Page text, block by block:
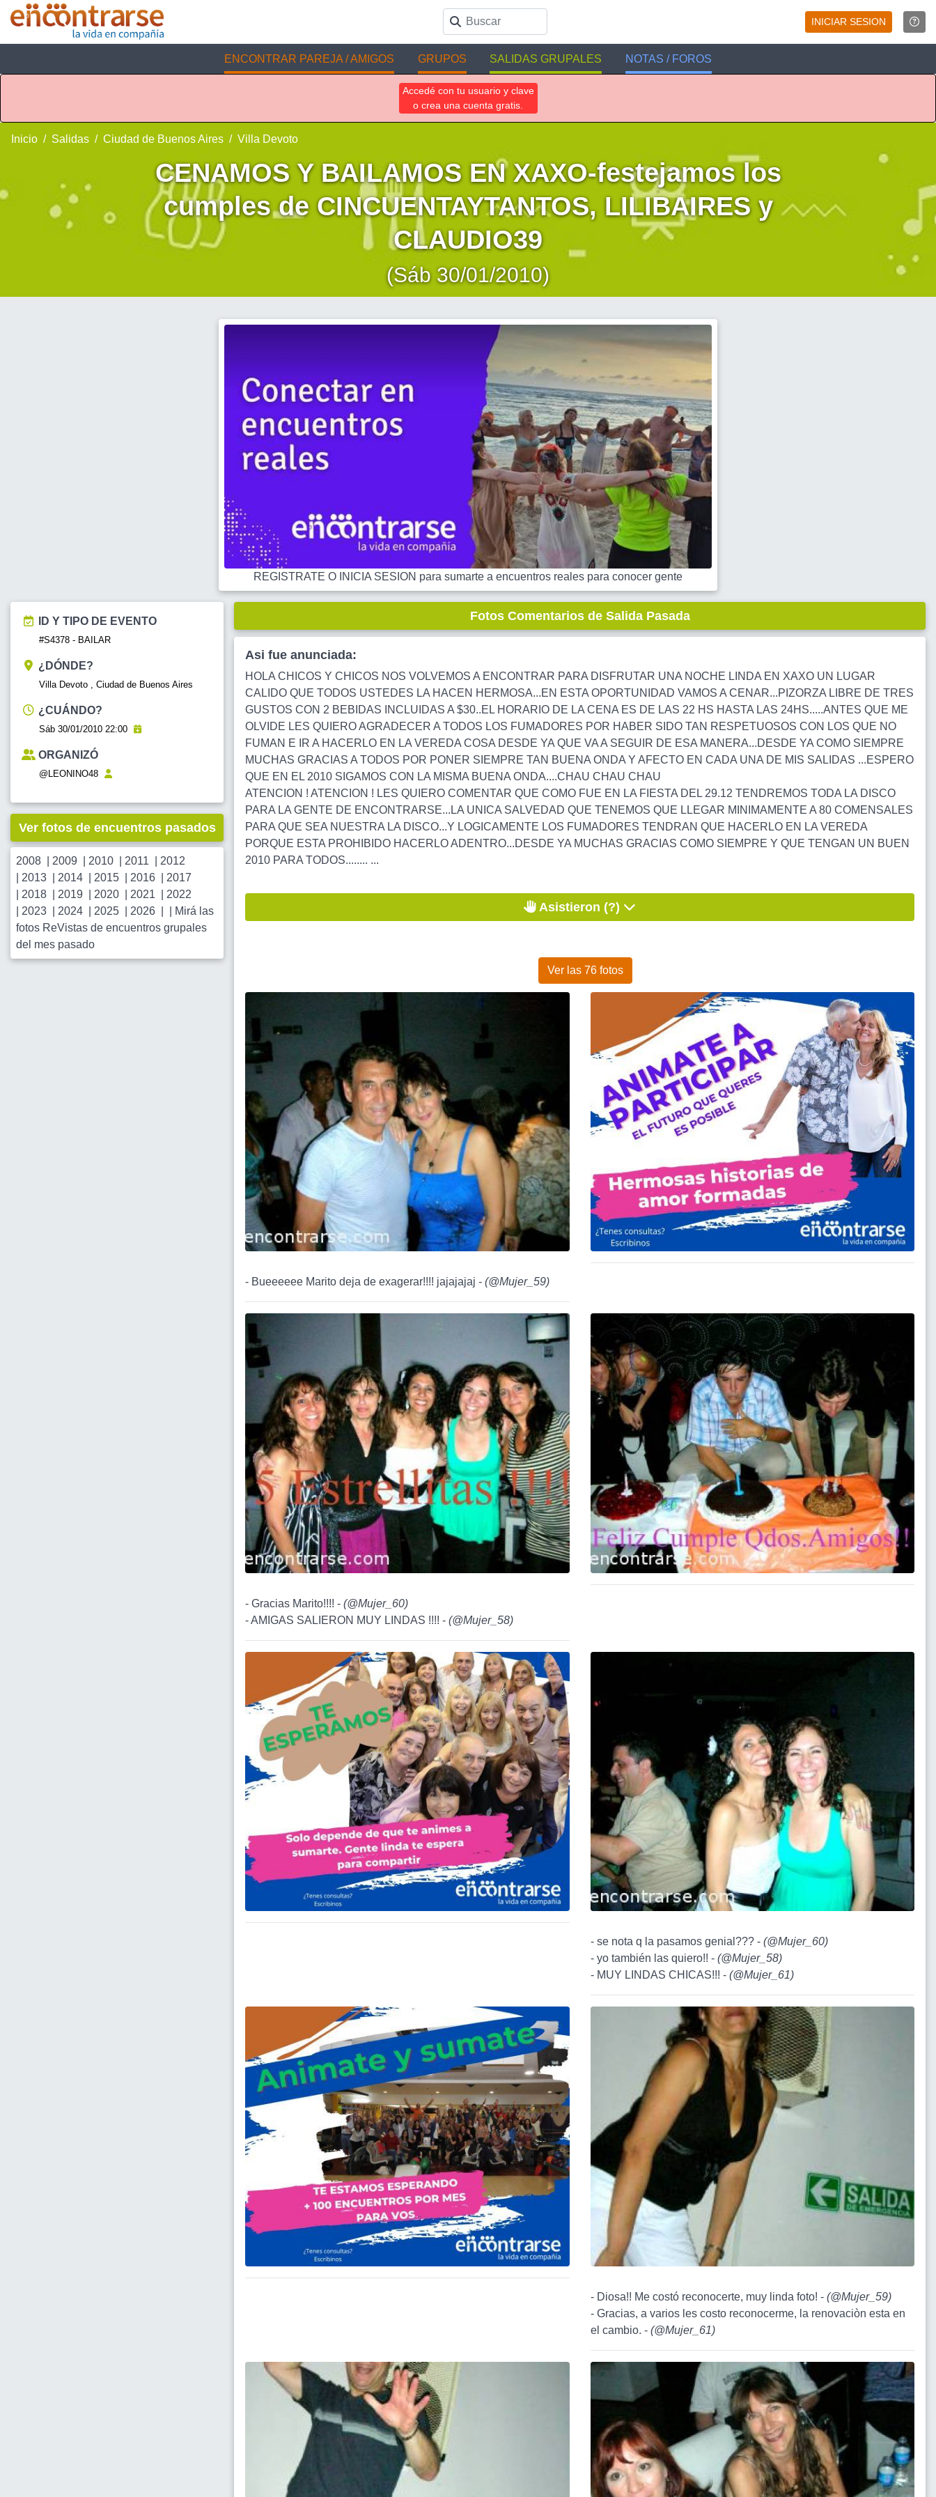
INICIAR SESION
ENCONTRAR PAREJA / AMIGOS GRUPOS SALIDAS GRUPALES NOTAS / FOROS
Accedé con tu usuario y clave
o crea una cuenta gratis.
Inicio Salidas Ciudad de Buenos Aires Villa Devoto
CENAMOS Y BAILAMOS EN XAXO-festejamos los
cumples de CINCUENTAYTANTOS, LILIBAIRES y
CLAUDIO39
(Sáb 30/01/2010)
REGISTRATE O INICIA SESION para sumarte a encuentros reales para conocer gente
ID Y TIPO DE EVENTO
#S4378 - BAILAR
¿DÓNDE?
Villa Devoto , Ciudad de Buenos Aires
¿CUÁNDO?
Sáb 30/01/2010 22:00
ORGANIZÓ
@LEONINO48
Ver fotos de encuentros pasados
2008 2009 2010 2011
2012
2013 2014 2015 2016
2017
2018 2019 2020 2021
2022
2023 2024 2025 2026
Mirá las
fotos ReVistas de encuentros grupales
del mes pasado
Fotos Comentarios de Salida Pasada
Asi fue anunciada:
HOLA CHICOS Y CHICOS NOS VOLVEMOS A ENCONTRAR PARA DISFRUTAR UNA NOCHE LINDA EN XAXO UN LUGAR
CALIDO QUE TODOS USTEDES LA HACEN HERMOSA...EN ESTA OPORTUNIDAD VAMOS A CENAR...PIZORZA LIBRE DE TRES
GUSTOS CON 2 BEBIDAS INCLUIDAS A $30..EL HORARIO DE LA CENA ES DE LAS 22 HS HASTA LAS 24HS.....ANTES QUE ME
OLVIDE LES QUIERO AGRADECER A TODOS LOS FUMADORES POR HABER SIDO TAN RESPETUOSOS CON LOS QUE NO
FUMAN E IR A HACERLO EN LA VEREDA COSA DESDE YA QUE VA A SEGUIR DE ESA MANERA...DESDE YA COMO SIEMPRE
MUCHAS GRACIAS A TODOS POR PONER SIEMPRE TAN BUENA ONDA Y AFECTO EN CADA UNA DE MIS SALIDAS ...ESPERO
QUE EN EL 2010 SIGAMOS CON LA MISMA BUENA ONDA....CHAU CHAU CHAU
ATENCION ! ATENCION ! LES QUIERO COMENTAR QUE COMO FUE EN LA FIESTA DEL 29.12 TENDREMOS TODA LA DISCO
PARA LA GENTE DE ENCONTRARSE...LA UNICA SALVEDAD QUE TENEMOS QUE LLEGAR MINIMAMENTE A 80 COMENSALES
PARA QUE SEA NUESTRA LA DISCO...Y LOGICAMENTE LOS FUMADORES TENDRAN QUE HACERLO EN LA VEREDA
PORQUE ESTA PROHIBIDO HACERLO ADENTRO...DESDE YA MUCHAS GRACIAS COMO SIEMPRE Y QUE TENGAN UN BUEN
2010 PARA TODOS........ ...
Asistieron (?)
Ver las 76 fotos
- Bueeeeee Marito deja de exagerar!!!! jajajajaj - (@Mujer_59)
- Gracias Marito!!!! - (@Mujer_60)
- AMIGAS SALIERON MUY LINDAS !!!! - (@Mujer_58)
- se nota q la pasamos genial??? - (@Mujer_60)
- yo también las quiero!! - (@Mujer_58)
- MUY LINDAS CHICAS!!! - (@Mujer_61)
- Diosa!! Me costó reconocerte, muy linda foto! - (@Mujer_59)
- Gracias, a varios les costo reconocerme, la renovaciòn esta en
el cambio. - (@Mujer_61)